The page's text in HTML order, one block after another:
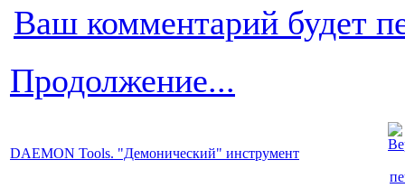
Ваш комментарий будет
Продолжение...
DAEMON Tools. "Демонический" инструмент